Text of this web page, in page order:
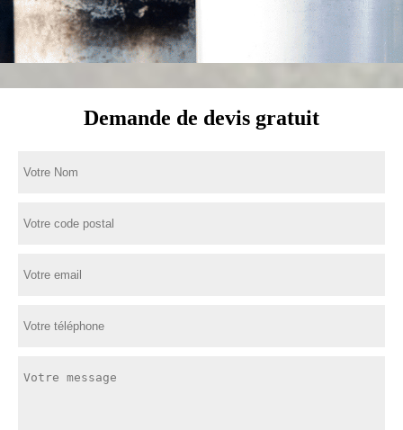
Demande de devis gratuit